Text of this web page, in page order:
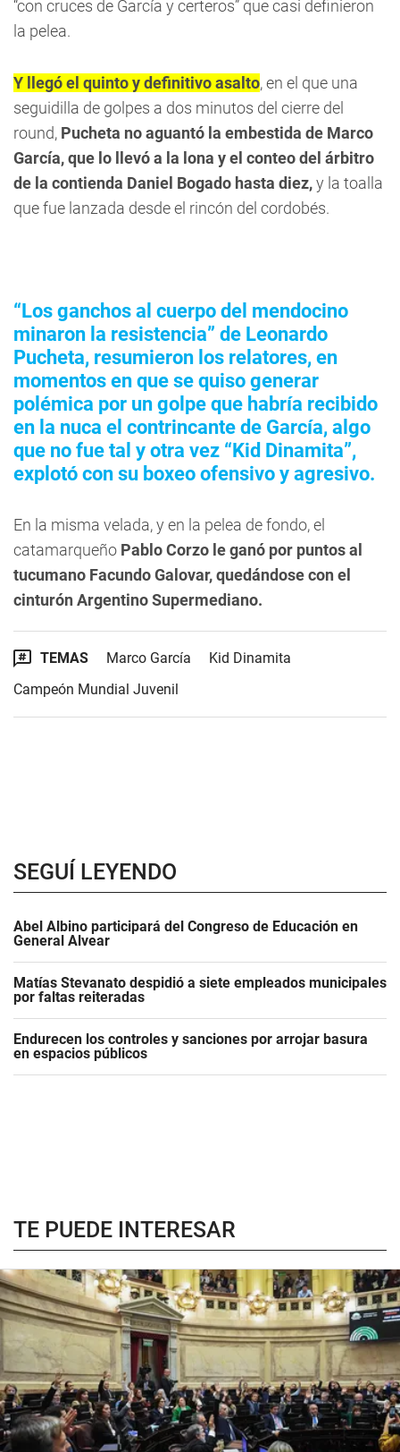
“con cruces de García y certeros” que casi definieron
la pelea.
Y llegó el quinto y definitivo asalto, en el que una
seguidilla de golpes a dos minutos del cierre del
round, Pucheta no aguantó la embestida de Marco
García, que lo llevó a la lona y el conteo del árbitro
de la contienda Daniel Bogado hasta diez,y la toalla
que fue lanzada desde el rincón del cordobés.
“Los ganchos al cuerpo del mendocino
minaron la resistencia” de Leonardo
Pucheta, resumieron los relatores, en
momentos en que se quiso generar
polémica por un golpe que habría recibido
en la nuca el contrincante de García, algo
que no fue tal y otra vez “Kid Dinamita”,
explotó con su boxeo ofensivo y agresivo.
En la misma velada, y en la pelea de fondo, el
catamarqueño Pablo Corzo le ganó por puntos al
tucumano Facundo Galovar, quedándose con el
cinturón Argentino Supermediano.
TEMAS Marco García
Kid Dinamita
Campeón Mundial Juvenil
SEGUÍ LEYENDO
Abel Albino participará del Congreso de Educación en
General Alvear
Matías Stevanato despidió a siete empleados municipales
por faltas reiteradas
Endurecen los controles y sanciones por arrojar basura
en espacios públicos
TE PUEDE INTERESAR